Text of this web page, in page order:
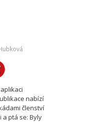
nabízí
členství
a ptá se: Byly